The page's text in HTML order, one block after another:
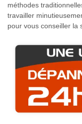
méthodes
travailler
pour vous conseiller la